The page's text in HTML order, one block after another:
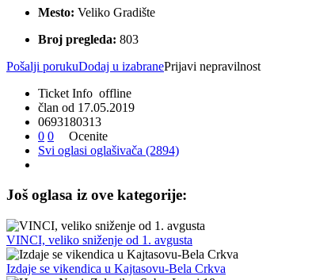
Mesto: Veliko Gradište
Broj pregleda: 803
Pošalji porukuDodaj u izabranePrijavi nepravilnost
Ticket Info offline
član od 17.05.2019
0693180313
0 0
Ocenite
Svi oglasi oglašivača (2894)
Još oglasa iz ove kategorije:
VINCI, veliko sniženje od 1. avgusta
Izdaje se vikendica u Kajtasovu-Bela Crkva